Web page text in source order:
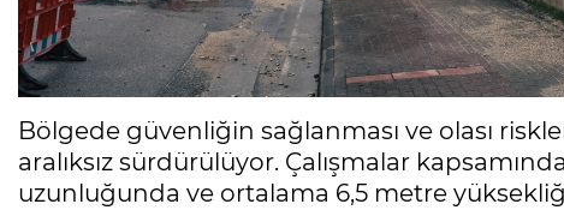
Bölgede güvenliğin sağlanması ve olası
aralıksız sürdürülüyor. Çalışmalar
uzunluğunda ve ortalama 6,5 metre